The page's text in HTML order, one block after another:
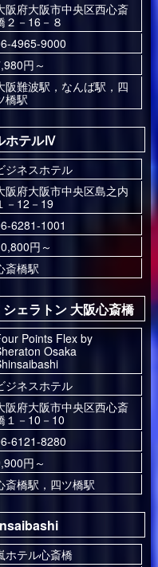
阪府大阪市中央区西心斎
２－16－８
4965-9000
円～
阪難波駅，なんば駅，四
橋駅
ホテルⅣ
ジネスホテル
阪府大阪市中央区島之内
－12－19
6281-1001
円～
斎橋駅
ェラトン 大阪心斎橋
Points Flex by
Osaka
ジネスホテル
阪府大阪市中央区西心斎
１－10－10
6121-8280
円～
斎橋駅，四ツ橋駅
ホテル心斎橋